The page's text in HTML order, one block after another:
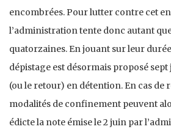
encombrées. Pour lutter contre cet
l’administration tente donc autant
quatorzaines. En jouant sur leur
dépistage est désormais proposé sept
(ou le retour) en détention. En cas de
modalités de confinement peuvent
édicte la note émise le 2 juin par